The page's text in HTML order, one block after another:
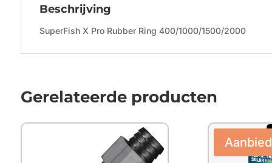
Beschrijving
SuperFish X Pro Rubber Ring 400/1000/1500/2000
Gerelateerde producten